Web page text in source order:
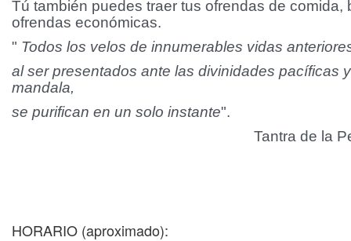
Tú también puedes traer tus ofrendas de comida,
ofrendas económicas.
" Todos los velos de innumerables vidas
al ser presentados ante las divinidades pacíficas
mandala,
se purifican en un solo instante".
Tantra de la
HORARIO (aproximado):